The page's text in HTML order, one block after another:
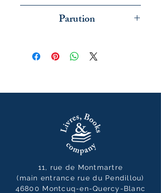
Parution
11, rue de Montmartre
(main entrance rue du Pendillou)
46800 Montcuq-en-Quercy-Blanc